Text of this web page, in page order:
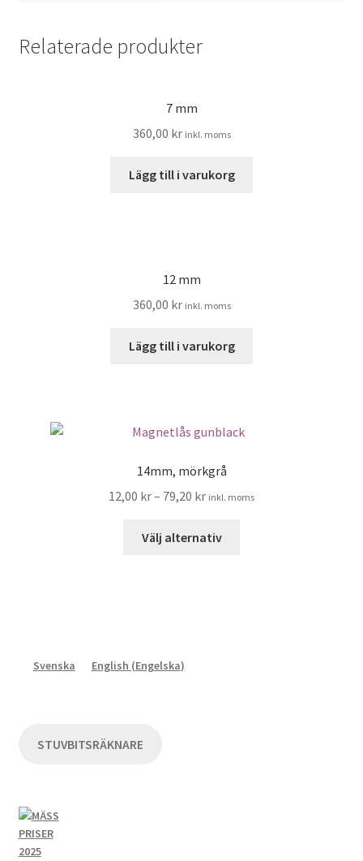
Relaterade produkter
7 mm
360,00 kr inkl. moms
Lägg till i varukorg
12 mm
360,00 kr inkl. moms
Lägg till i varukorg
14mm, mörkgrå
12,00 kr– 79,20 kr inkl. moms
Välj alternativ
Svenska English (Engelska)
STUVBITSRÄKNARE